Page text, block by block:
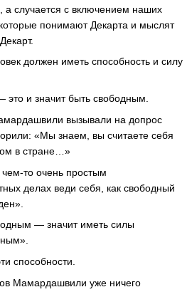
а случается с включением наших
понимают Декарта и мыслят
должен иметь способность и силу
и значит быть свободным.
вызывали на допрос
«Мы знаем, вы считаете себя
в стране…»
то очень простым
делах веди себя, как свободный
— значит иметь силы
способности.
Мамардашвили уже ничего